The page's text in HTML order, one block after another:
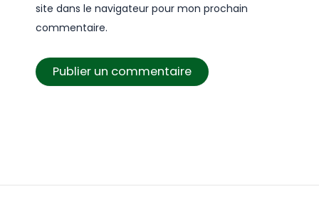
site dans le navigateur pour mon prochain
commentaire.